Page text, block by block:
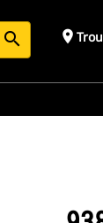
search place